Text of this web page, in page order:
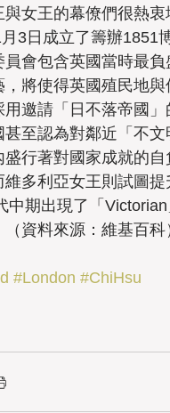
與女王的幕僚們很熱
3日成立了籌辦1851
員會包含英國當時最
，將使得英國殖民地
用邀請「日不落帝國
甚至認為對鄰近「不
盛行著對國家成就的
維多利亞女王則試圖
中期出現了「
資料來源：維基百科
#London #ChiHsu